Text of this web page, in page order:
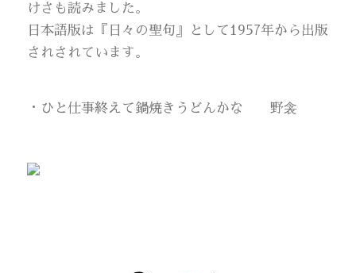
けさも読みました。
日本語版は『日々の聖句』として1957年から出版
されされています。
・ひと仕事終えて鍋焼きうどんかな 野衾